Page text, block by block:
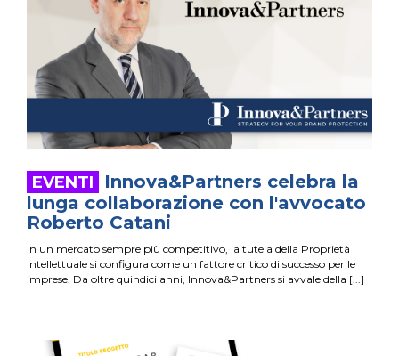
Innova&Partners celebra la
lunga collaborazione con l'avvocato
Roberto Catani
In un mercato sempre più competitivo, la tutela della Proprietà
Intellettuale si configura come un fattore critico di successo per le
imprese. Da oltre quindici anni, Innova&Partners si avvale della